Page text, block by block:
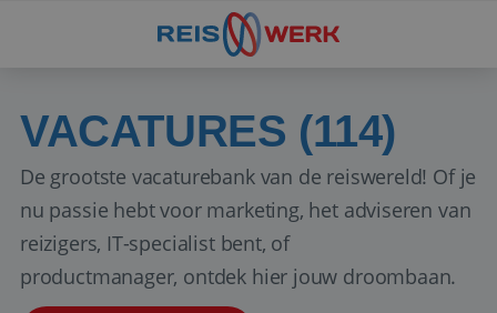
VACATURES (114)
De grootste vacaturebank van de reiswereld! Of je
nu passie hebt voor marketing, het adviseren van
reizigers, IT-specialist bent, of
productmanager, ontdek hier jouw droombaan.